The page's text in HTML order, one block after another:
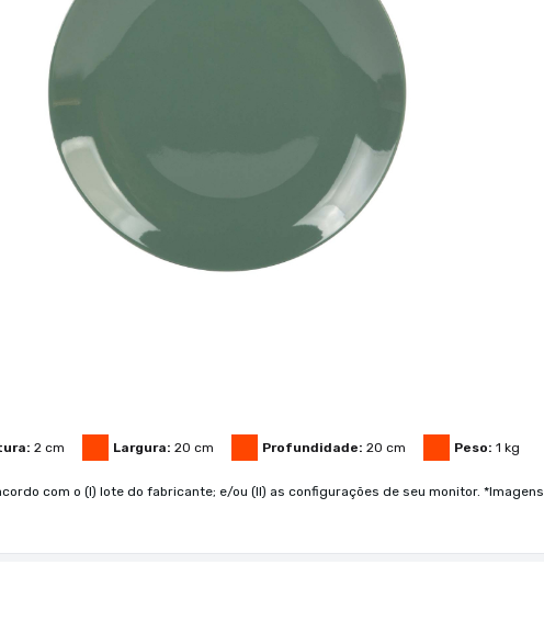
2cm Largura: 20 cm Profundidade: 20 cm Peso: 1 kg
com o (I) lote do fabricante; e/ou (II) as configurações de seu monitor. *Imagens